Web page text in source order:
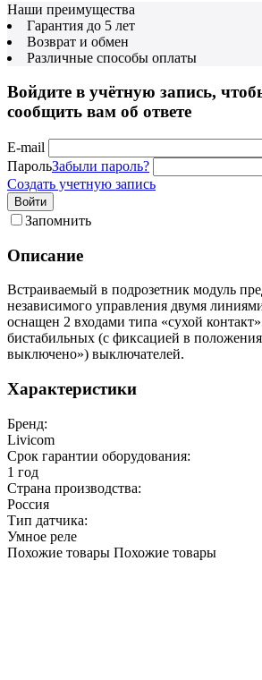
Наши преимущества
Гарантия до 5 лет
Возврат и обмен
Различные способы оплаты
Войдите в учётную запись,
сообщить вам об ответе
E-mail
ПарольЗабыли пароль?
Создать учетную запись
Войти
Запомнить
Описание
Встраиваемый в подрозетник модуль
независимого управления двумя
оснащен 2 входами типа «сухой
бистабильных (с фиксацией в
выключено») выключателей.
Характеристики
Бренд:
Livicom
Срок гарантии оборудования:
1 год
Страна производства:
Россия
Тип датчика:
Умное реле
Похожие товары Похожие товары